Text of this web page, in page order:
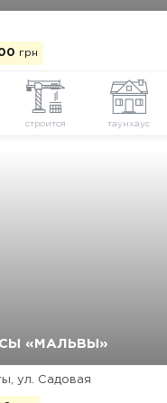
грн
строится таунхаус
«МАЛЬВЫ»
ул. Садовая